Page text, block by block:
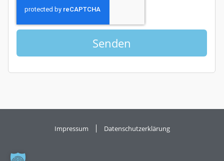
Senden
Impressum Datenschutzerklärung